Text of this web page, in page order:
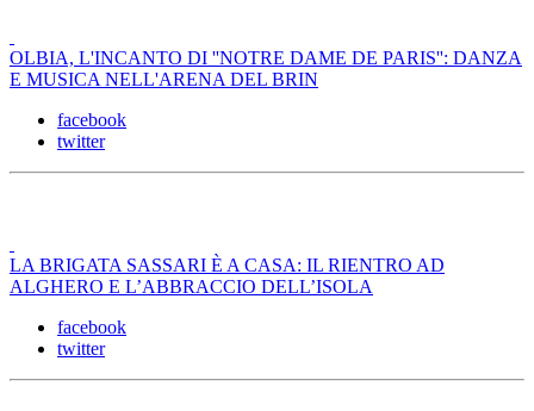
OLBIA, L'INCANTO DI ''NOTRE DAME DE PARIS'': DANZA
E MUSICA NELL'ARENA DEL BRIN
facebook
twitter
LA BRIGATA SASSARI È A CASA: IL RIENTRO AD
ALGHERO E L’ABBRACCIO DELL’ISOLA
facebook
twitter